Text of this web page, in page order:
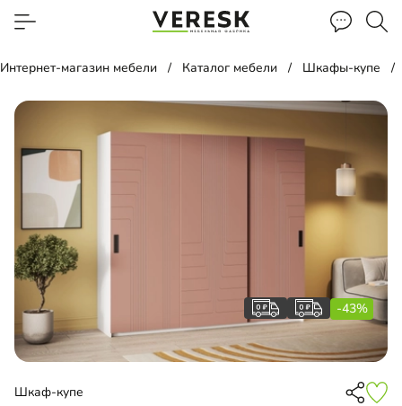
Интернет-магазин мебели Каталог мебели Шкафы-купе
-43%
Шкаф-купе